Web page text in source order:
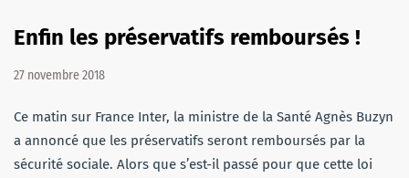
Enfin les préservatifs remboursés !
27 novembre 2018
Ce matin sur France Inter, la ministre de la Santé Agnès Buzyn
a annoncé que les préservatifs seront remboursés par la
sécurité sociale. Alors que s’est-il passé pour que cette loi